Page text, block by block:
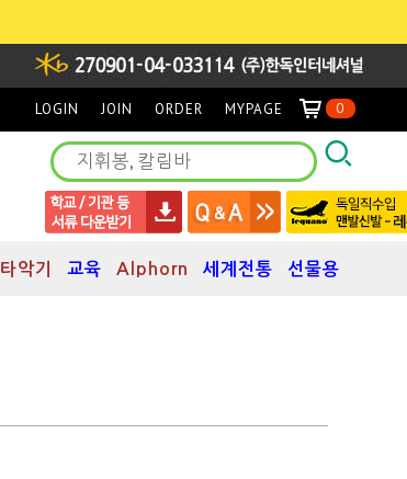
LOGIN JOIN ORDER MYPAGE 0
타악기 교육 Alphorn 세계전통 선물용